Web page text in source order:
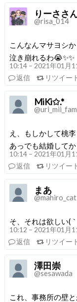
りーささ
@risa_014
こんなんマサヨシ
泣き崩れるわ😭✨✨
10:14 – 2021年01月
返信
リツイー
MiKi✩.*
@uri_mii_fam
え、もしかして桃
あっでも結婚して
10:14 – 2021年01月
返信
リツイー
まあ
@mahiro_cat
そ、それは欲しい(
10:12 – 2021年01月
返信
リツイー
澤田崇
@sesawada
これ、事務所の壁